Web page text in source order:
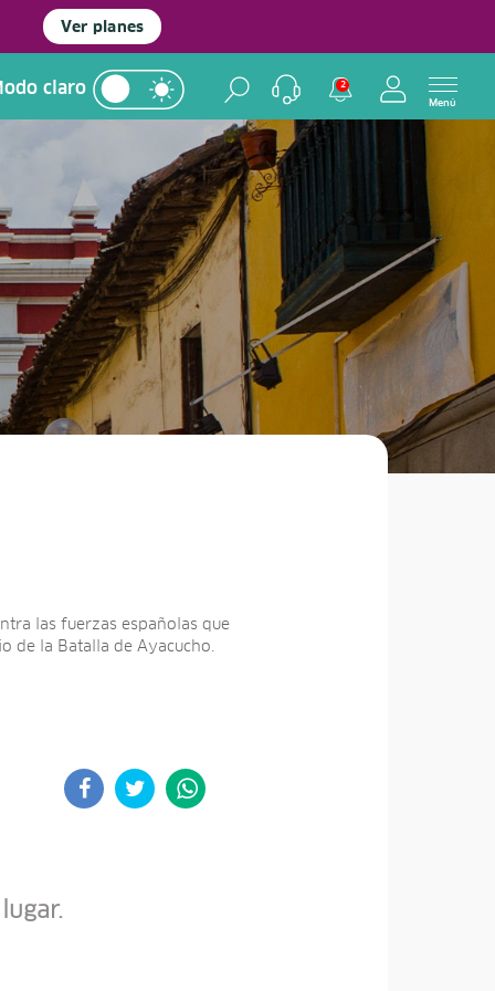
Ver planes
claro 2
Menú
las fuerzas españolas que
de la Batalla de Ayacucho.